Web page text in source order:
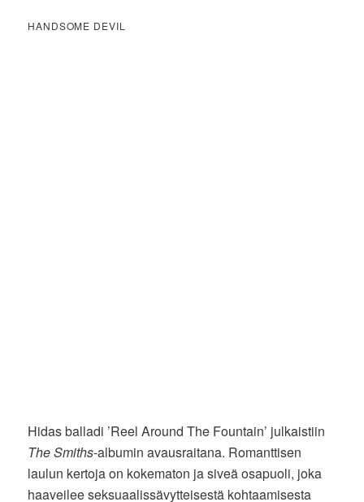
HANDSOME DEVIL
Hidas balladi ’Reel Around The Fountain’ julkaistiin
The Smiths-albumin avausraitana. Romanttisen
laulun kertoja on kokematon ja siveä osapuoli, joka
haaveilee seksuaalissävytteisestä kohtaamisesta